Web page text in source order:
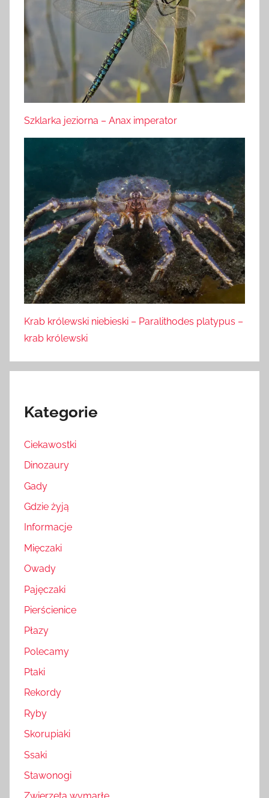
Szklarka jeziorna – Anax imperator
Krab królewski niebieski – Paralithodes platypus –
krab królewski
Kategorie
Ciekawostki
Dinozaury
Gady
Gdzie żyją
Informacje
Mięczaki
Owady
Pajęczaki
Pierścienice
Płazy
Polecamy
Ptaki
Rekordy
Ryby
Skorupiaki
Ssaki
Stawonogi